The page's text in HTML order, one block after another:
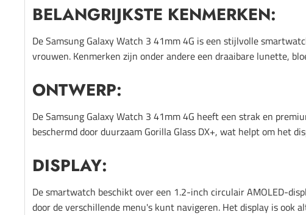
BELANGRIJKSTE KENMERKEN:
De Samsung Galaxy Watch 3 41mm 4G is een stijlvolle
vrouwen. Kenmerken zijn onder andere een draaibare lunette,
ONTWERP:
De Samsung Galaxy Watch 3 41mm 4G heeft een strak en
beschermd door duurzaam Gorilla Glass DX+, wat helpt om het
DISPLAY:
De smartwatch beschikt over een 1.2-inch circulair AMOLED-
door de verschillende menu's kunt navigeren. Het display is ook